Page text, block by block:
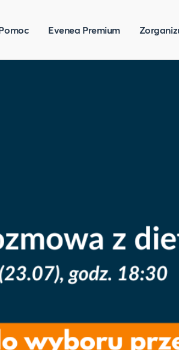
Evenea Premium